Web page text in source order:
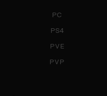
PC
PS4
PVE
PVP